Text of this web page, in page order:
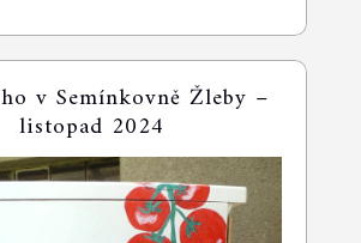
v Semínkovně Žleby –
listopad 2024